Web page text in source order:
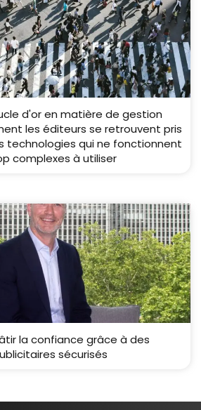
d'or en matière de gestion
les éditeurs se retrouvent pris
technologies qui ne fonctionnent
complexes à utiliser
la confiance grâce à des
sécurisés